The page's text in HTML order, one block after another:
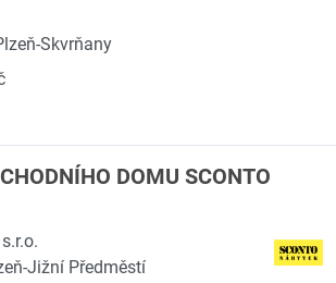
Skvrňany
DOMU SCONTO
Jižní Předměstí